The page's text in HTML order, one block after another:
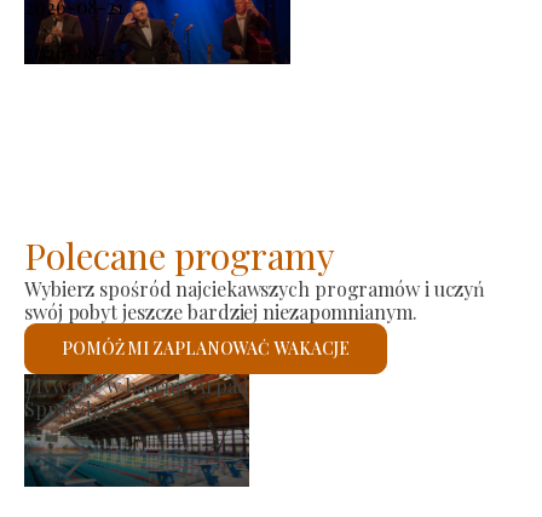
2026-08-21
-
2026-08-23
Polecane programy
Wybierz spośród najciekawszych programów i uczyń
swój pobyt jeszcze bardziej niezapomnianym.
POMÓŻ MI ZAPLANOWAĆ WAKACJE
Kościół rzymskokatolicki św.
Sprawdzę